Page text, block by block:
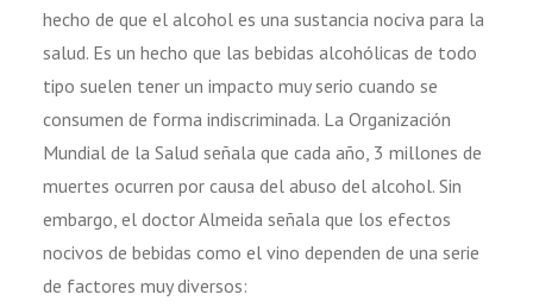
hecho de que el alcohol es una sustancia nociva para la
salud. Es un hecho que las bebidas alcohólicas de todo
tipo suelen tener un impacto muy serio cuando se
consumen de forma indiscriminada. La Organización
Mundial de la Salud señala que cada año, 3 millones de
muertes ocurren por causa del abuso del alcohol. Sin
embargo, el doctor Almeida señala que los efectos
nocivos de bebidas como el vino dependen de una serie
de factores muy diversos: